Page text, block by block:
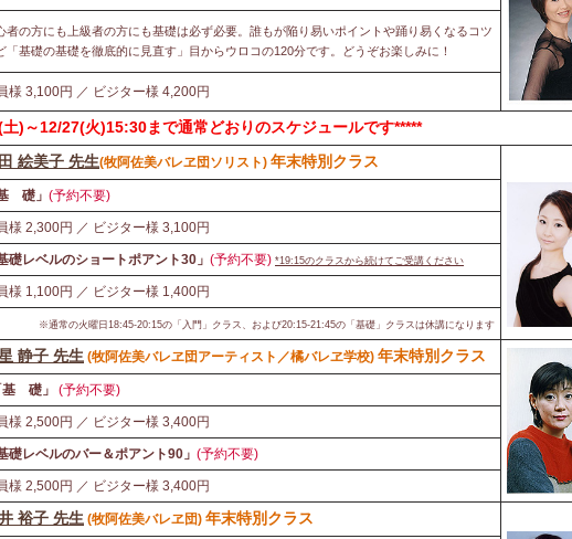
者の方にも上級者の方にも基礎は必ず必要。誰もが陥り易いポイントや踊り易くなるコツ
「基礎の基礎を徹底的に見直す」目からウロコの120分です。どうぞお楽しみに！
様 3,100円 ／ ビジター様 4,200円
)～12/27(火)15:30まで通常どおりのスケジュールです*****
絵美子 先生(牧阿佐美バレヱ団ソリスト) 年末特別クラス
礎」 (予約不要)
様 2,300円 ／ ビジター様 3,100円
基礎レベルのショートポアント30」 (予約不要) *19:15のクラスから続けてご受講ください
様 1,100円 ／ ビジター様 1,400円
※通常の火曜日18:45-20:15の「入門」クラス、および20:15-21:45の「基礎」クラスは休講になります
静子 先生 (牧阿佐美バレヱ団アーティスト／橘バレヱ学校) 年末特別クラス
基 礎」 (予約不要)
様 2,500円 ／ ビジター様 3,400円
基礎レベルのバー＆ポアント90」 (予約不要)
様 2,500円 ／ ビジター様 3,400円
裕子 先生 (牧阿佐美バレヱ団) 年末特別クラス